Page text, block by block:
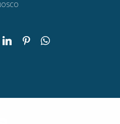
linkedinpinterestwhatsapp